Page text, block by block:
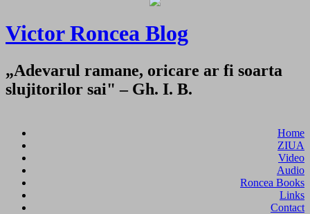
Victor Roncea Blog
„Adevarul ramane, oricare ar fi soarta
slujitorilor sai" – Gh. I. B.
Home
ZIUA
Video
Audio
Roncea Books
Links
Contact